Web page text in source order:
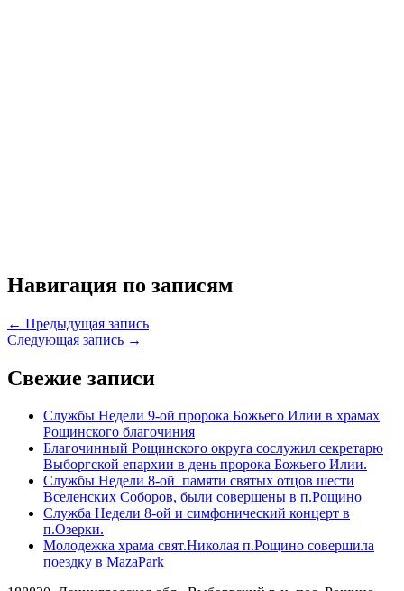
Навигация по записям
← Предыдущая запись
Следующая запись →
Свежие записи
Службы Недели 9-ой пророка Божьего Илии в храмах
Рощинского благочиния
Благочинный Рощинского округа сослужил секретарю
Выборгской епархии в день пророка Божьего Илии.
Службы Недели 8-ой памяти святых отцов шести
Вселенских Соборов, были совершены в п.Рощино
Служба Недели 8-ой и симфонический концерт в
п.Озерки.
Молодежка храма свят.Николая п.Рощино совершила
поездку в MazaPark